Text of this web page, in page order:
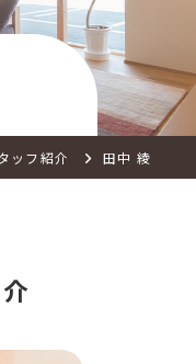
みんなの不動産小話
中古リフォーム事例
店舗紹介
スタッフ紹介
お知らせ一覧
ッフ紹介 田中 綾